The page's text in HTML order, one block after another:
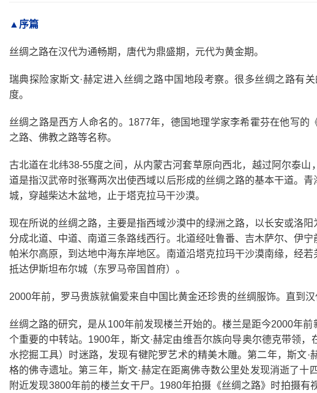
▲序篇
丝绸之路在汉代为通畅期，唐代为鼎盛期，元代为黄金期。
瑞典探险家斯文·赫定进入丝绸之路中国地段考察。很多丝绸之路有
度。
丝绸之路是西方人命名的。1877年，德国地理学家李希霍芬在他写
之路、佛教之路等名称。
古北道在北纬38-55度之间，从内蒙古河套草原向西北，越过阿尔泰
道是指汉武帝时张骞两次出使西域以后形成的丝绸之路的基本干道。
城，穿越柴达木盆地，止于塔克拉马干沙漠。
现在所说的丝绸之路，主要是指西域沙漠中的绿洲之路，以长安或洛
分成北道、中道、南道三条路线西行。北道经吐鲁番、吉木萨尔、伊
帕米尔高原，到达地中海东岸地区。南道沿塔克拉玛干沙漠南缘，经
抵达伊斯坦布尔城（东罗马帝国首府）。
2000年前，罗马贵族就偏爱来自中国比黄金还珍贵的丝绸服饰。直到汉
丝绸之路的研究，是从100年前发现楼兰开始的。楼兰是距今2000年
个重要的中转站。1900年，斯文·赫定由维吾尔族向导奥尔德克带领
水挖掘工具）时迷路，发现有犍陀罗艺术的精美木雕。第二年，斯文
格的佛寺遗址。第三年，斯文·赫定在距离佛寺数公里处发现消逝了
附近发现3800年前的楼兰女干尸。1980年拍摄《丝绸之路》时拍摄